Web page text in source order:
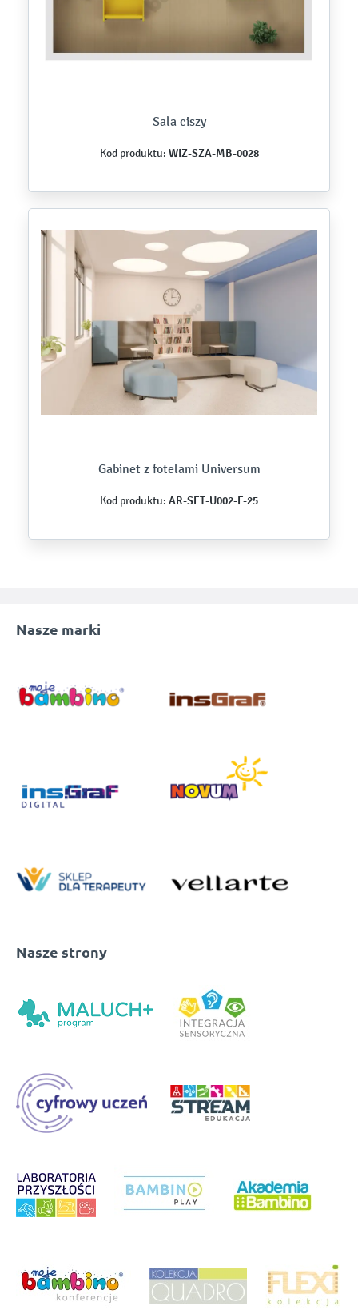
Sala ciszy
Kod produktu: WIZ-SZA-MB-0028
Gabinet z fotelami Universum
Kod produktu: AR-SET-U002-F-25
Nasze marki
Nasze strony